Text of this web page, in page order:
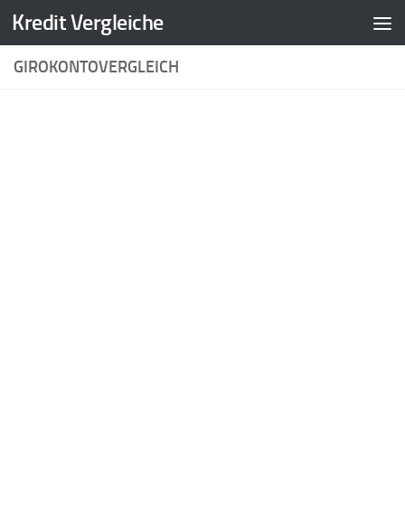
Zum Inhalt springen
Kredit Vergleiche
GIROKONTOVERGLEICH